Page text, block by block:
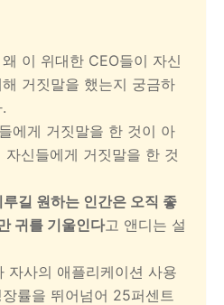
이 위대한 CEO들이 자신
거짓말을 했는지 궁금하
에게 거짓말을 한 것이 아
신들에게 거짓말을 한 것
길 원하는 인간은 오직 좋
귀를 기울인다고 앤디는 설
자사의 애플리케이션 사용
률을 뛰어넘어 25퍼센트